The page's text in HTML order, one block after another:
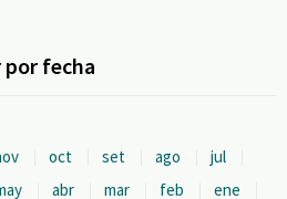
fecha
oct set ago
jul
abr mar feb ene